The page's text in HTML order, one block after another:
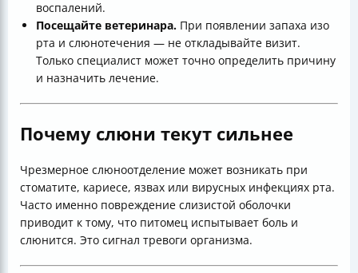
воспалений.
Посещайте ветеринара. При появлении запаха изо
рта и слюнотечения — не откладывайте визит.
Только специалист может точно определить причину
и назначить лечение.
Почему слюни текут сильнее
Чрезмерное слюноотделение может возникать при
стоматите, кариесе, язвах или вирусных инфекциях рта.
Часто именно повреждение слизистой оболочки
приводит к тому, что питомец испытывает боль и
слюнится. Это сигнал тревоги организма.